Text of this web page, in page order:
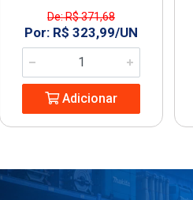
De: R$ 371,68
Por: R$ 323,99/UN
Adicionar